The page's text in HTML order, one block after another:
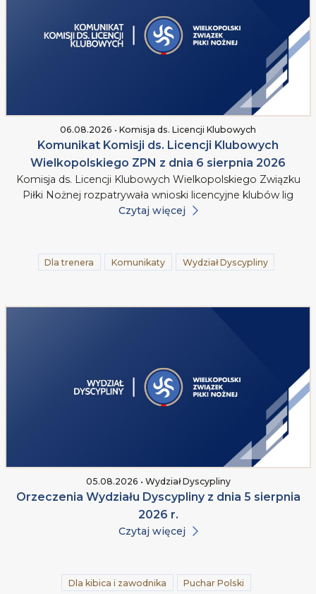
06.08.2026 • Komisja ds. Licencji Klubowych
Komunikat Komisji ds. Licencji Klubowych
Wielkopolskiego ZPN z dnia 6 sierpnia 2026
Komisja ds. Licencji Klubowych Wielkopolskiego Związku
Piłki Nożnej rozpatrywała wnioski licencyjne klubów lig
Czytaj więcej
Dla trenera Komunikaty Wydział Dyscypliny
05.08.2026 • Wydział Dyscypliny
Orzeczenia Wydziału Dyscypliny z dnia 5 sierpnia
2026 r.
Czytaj więcej
Dla kibica i zawodnika Puchar Polski